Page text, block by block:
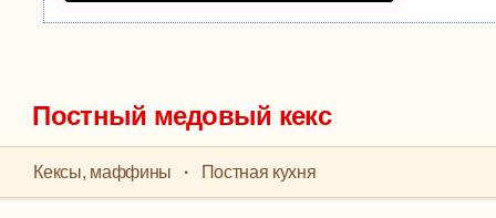
Постный медовый кекс
Кексы, маффины · Постная кухня